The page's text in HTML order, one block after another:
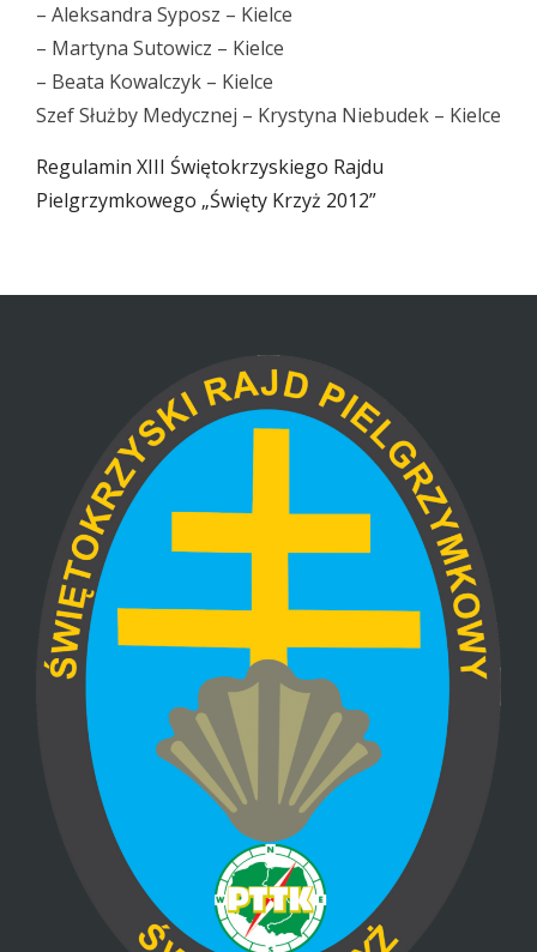
– Aleksandra Syposz – Kielce
– Martyna Sutowicz – Kielce
– Beata Kowalczyk – Kielce
Szef Służby Medycznej – Krystyna Niebudek – Kielce
Regulamin XIII Świętokrzyskiego Rajdu
Pielgrzymkowego „Święty Krzyż 2012”